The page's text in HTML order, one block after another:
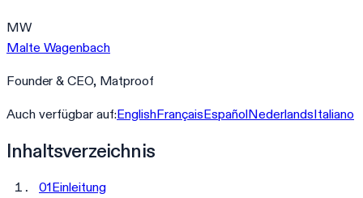
MW
Malte Wagenbach
Founder & CEO, Matproof
Auch verfügbar auf:EnglishFrançaisEspañolNederlandsItaliano
Inhaltsverzeichnis
01Einleitung